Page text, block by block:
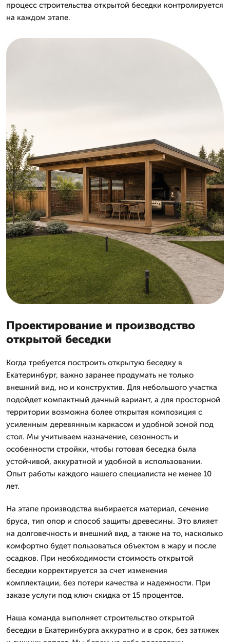
процесс строительства открытой беседки контролируется
на каждом этапе.
Проектирование и производство
открытой беседки
Когда требуется построить открытую беседку в
Екатеринбург, важно заранее продумать не только
внешний вид, но и конструктив. Для небольшого участка
подойдет компактный дачный вариант, а для просторной
территории возможна более открытая композиция с
усиленным деревянным каркасом и удобной зоной под
стол. Мы учитываем назначение, сезонность и
особенности стройки, чтобы готовая беседка была
устойчивой, аккуратной и удобной в использовании.
Опыт работы каждого нашего специалиста не менее 10
лет.
На этапе производства выбирается материал, сечение
бруса, тип опор и способ защиты древесины. Это влияет
на долговечность и внешний вид, а также на то, насколько
комфортно будет пользоваться объектом в жару и после
осадков. При необходимости стоимость открытой
беседки корректируется за счет изменения
комплектации, без потери качества и надежности. При
заказе услуги под ключ скидка от 15 процентов.
Наша команда выполняет строительство открытой
беседки в Екатеринбурга аккуратно и в срок, без затяжек